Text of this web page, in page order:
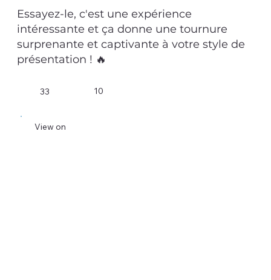
Essayez-le, c'est une expérience
intéressante et ça donne une tournure
surprenante et captivante à votre style de
présentation ! 🔥
33 10
View on